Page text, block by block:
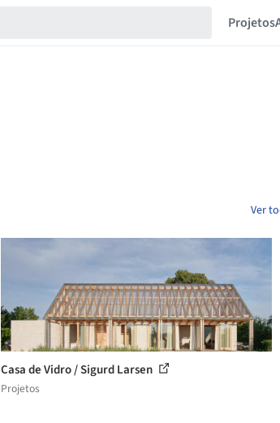
Projetos
Ver
Casa de Vidro / Sigurd Larsen
Projetos